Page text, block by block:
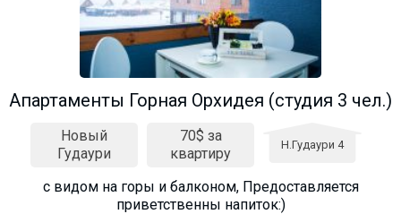
Апартаменты Горная Орхидея (студия 3 чел.)
Новый
Гудаури
70$ за
квартиру
Н.Гудаури 4
с видом на горы и балконом, Предоставляется
приветственны напиток:)